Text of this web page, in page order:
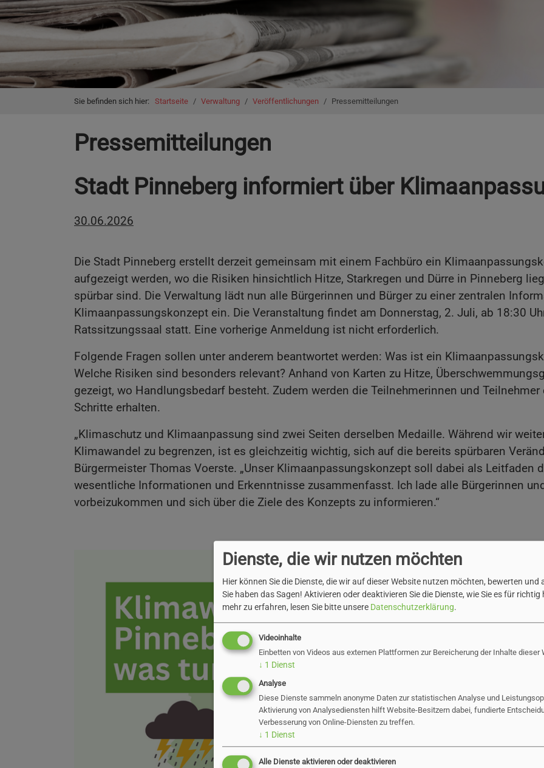
You are here:
Sie befinden sich hier: Startseite Verwaltung Veröffentlichungen Pressemitteilungen
Pressemitteilungen
Stadt Pinneberg informiert über
30.06.2026
Die Stadt Pinneberg erstellt derzeit gemeinsam mit einem Fachbüro ein
aufgezeigt werden, wo die Risiken hinsichtlich Hitze, Starkregen und Dürre in Pinneberg
spürbar sind. Die Verwaltung lädt nun alle Bürgerinnen und Bürger zu einer zentralen
Klimaanpassungskonzept ein. Die Veranstaltung findet am Donnerstag, 2. Juli, ab 18:30
Ratssitzungssaal statt. Eine vorherige Anmeldung ist nicht erforderlich.
Folgende Fragen sollen unter anderem beantwortet werden: Was ist ein
Welche Risiken sind besonders relevant? Anhand von Karten zu Hitze,
gezeigt, wo Handlungsbedarf besteht. Zudem werden die Teilnehmerinnen und
Schritte erhalten.
„Klimaschutz und Klimaanpassung sind zwei Seiten derselben Medaille. Während wir
Klimawandel zu begrenzen, ist es gleichzeitig wichtig, sich auf die bereits spürbaren
Bürgermeister Thomas Voerste. „Unser Klimaanpassungskonzept soll dabei als Leitfaden
wesentliche Informationen und Erkenntnisse zusammenfasst. Ich lade alle Bürgerinnen
vorbeizukommen und sich über die Ziele des Konzepts zu informieren.“
Dienste, die wir nutzen möchten
Hier können Sie die Dienste, die wir auf dieser Website nutzen möchten, bewerten und
Sie haben das Sagen! Aktivieren oder deaktivieren Sie die Dienste, wie Sie es für richtig
mehr zu erfahren, lesen Sie bitte unsere Datenschutzerklärung.
Videoinhalte
Einbetten von Videos aus externen Plattformen zur Bereicherung der Inhalte dieser
↓ 1 Dienst
Analyse
Diese Dienste sammeln anonyme Daten zur statistischen Analyse und
Aktivierung von Analysediensten hilft Website-Besitzern dabei, fundierte
Verbesserung von Online-Diensten zu treffen.
↓ 1 Dienst
Alle Dienste aktivieren oder deaktivieren